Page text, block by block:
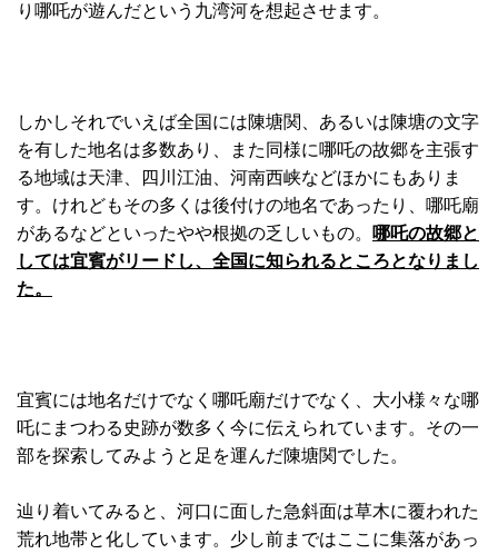
り哪吒が遊んだという九湾河を想起させます。
しかしそれでいえば全国には陳塘関、あるいは陳塘の文字
を有した地名は多数あり、また同様に哪吒の故郷を主張す
る地域は天津、四川江油、河南西峡などほかにもありま
す。けれどもその多くは後付けの地名であったり、哪吒廟
があるなどといったやや根拠の乏しいもの。
哪吒の故郷と
しては宜賓がリードし、全国に知られるところとなりまし
た。
宜賓には地名だけでなく哪吒廟だけでなく、大小様々な哪
吒にまつわる史跡が数多く今に伝えられています。その一
部を探索してみようと足を運んだ陳塘関でした。
辿り着いてみると、河口に面した急斜面は草木に覆われた
荒れ地帯と化しています。少し前まではここに集落があっ